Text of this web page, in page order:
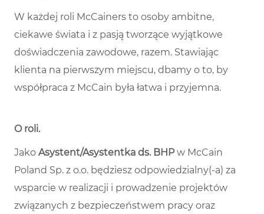
W każdej roli McCainers to osoby ambitne,
ciekawe świata i z pasją tworzące wyjątkowe
doświadczenia zawodowe, razem. Stawiając
klienta na pierwszym miejscu, dbamy o to, by
współpraca z McCain była łatwa i przyjemna.
O roli.
Jako Asystent/Asystentka ds. BHPw McCain
Poland Sp. z o.o. będziesz odpowiedzialny(-a) za
wsparcie w realizacji i prowadzenie projektów
związanych z bezpieczeństwem pracy oraz